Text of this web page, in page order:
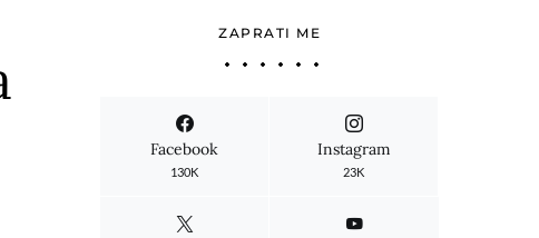
ZAPRATI ME
Facebook
130K
Instagram
23K